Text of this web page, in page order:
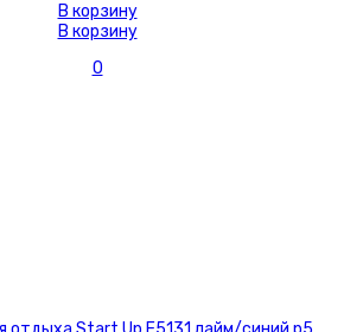
В корзину
В корзину
0